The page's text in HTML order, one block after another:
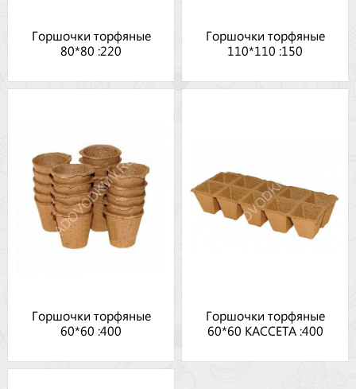
Горшочки торфяные
80*80 :220
Горшочки торфяные
110*110 :150
Горшочки торфяные
60*60 :400
Горшочки торфяные
60*60 КАССЕТА :400